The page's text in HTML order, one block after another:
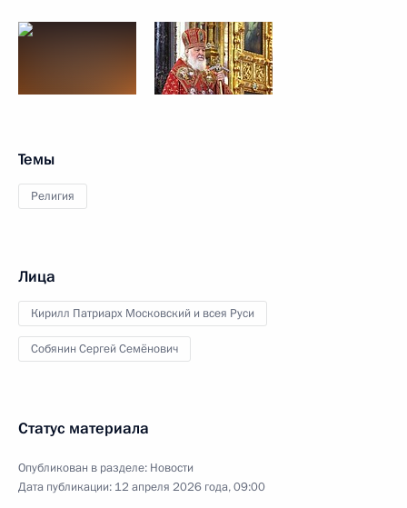
Темы
Религия
Лица
Кирилл Патриарх Московский и всея Руси
Собянин Сергей Семёнович
Статус материала
Опубликован в разделе: Новости
Дата публикации: 12 апреля 2026 года, 09:00